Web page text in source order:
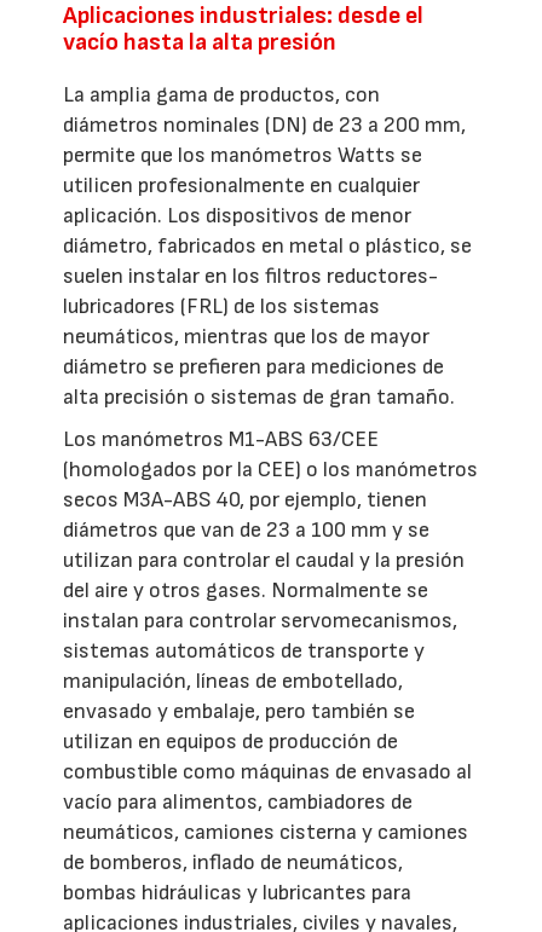
Aplicaciones industriales: desde el
vacío hasta la alta presión
La amplia gama de productos, con
diámetros nominales (DN) de 23 a 200 mm,
permite que los manómetros Watts se
utilicen profesionalmente en cualquier
aplicación. Los dispositivos de menor
diámetro, fabricados en metal o plástico, se
suelen instalar en los filtros reductores-
lubricadores (FRL) de los sistemas
neumáticos, mientras que los de mayor
diámetro se prefieren para mediciones de
alta precisión o sistemas de gran tamaño.
Los manómetros M1-ABS 63/CEE
(homologados por la CEE) o los manómetros
secos M3A-ABS 40, por ejemplo, tienen
diámetros que van de 23 a 100 mm y se
utilizan para controlar el caudal y la presión
del aire y otros gases. Normalmente se
instalan para controlar servomecanismos,
sistemas automáticos de transporte y
manipulación, líneas de embotellado,
envasado y embalaje, pero también se
utilizan en equipos de producción de
combustible como máquinas de envasado al
vacío para alimentos, cambiadores de
neumáticos, camiones cisterna y camiones
de bomberos, inflado de neumáticos,
bombas hidráulicas y lubricantes para
aplicaciones industriales, civiles y navales,